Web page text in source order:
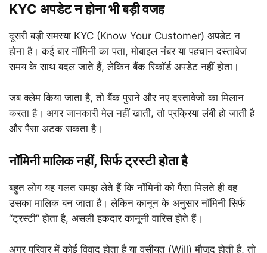
KYC अपडेट न होना भी बड़ी वजह
दूसरी बड़ी समस्या KYC (Know Your Customer) अपडेट न
होना है। कई बार नॉमिनी का पता, मोबाइल नंबर या पहचान दस्तावेज
समय के साथ बदल जाते हैं, लेकिन बैंक रिकॉर्ड अपडेट नहीं होता।
जब क्लेम किया जाता है, तो बैंक पुराने और नए दस्तावेजों का मिलान
करता है। अगर जानकारी मेल नहीं खाती, तो प्रक्रिया लंबी हो जाती है
और पैसा अटक सकता है।
नॉमिनी मालिक नहीं, सिर्फ ट्रस्टी होता है
बहुत लोग यह गलत समझ लेते हैं कि नॉमिनी को पैसा मिलते ही वह
उसका मालिक बन जाता है। लेकिन कानून के अनुसार नॉमिनी सिर्फ
“ट्रस्टी” होता है, असली हकदार कानूनी वारिस होते हैं।
अगर परिवार में कोई विवाद होता है या वसीयत (Will) मौजूद होती है, तो